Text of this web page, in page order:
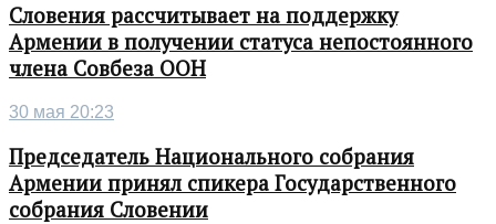
Словения рассчитывает на поддержку
Армении в получении статуса непостоянного
члена Совбеза ООН
30 мая 20:23
Председатель Национального собрания
Армении принял спикера Государственного
собрания Словении